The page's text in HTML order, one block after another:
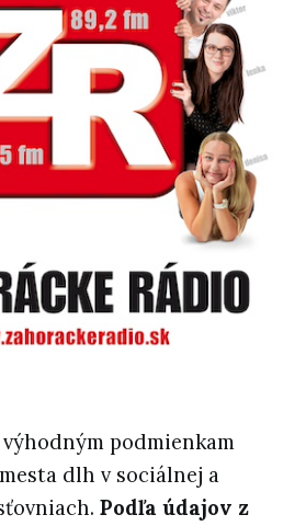
výhodným podmienkam
dlh v sociálnej a
Podľa údajov z